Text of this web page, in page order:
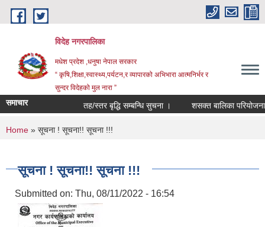
Skip to main content
विदेह नगरपालिका
मधेश प्रदेश ,धनुषा नेपाल सरकार
“ कृषि,शिक्षा,स्वास्थ्य,पर्यटन,र व्यापारको अभिभारा आत्मनिर्भर र
सुन्दर विदेहको मुल नारा ”
समाचार तह/स्तर बृद्धि सम्बन्धि सुचना । शसक्त बालिका
You are here
Home » सूचना ! सूचना!! सूचना !!!
सूचना ! सूचना!! सूचना !!!
Submitted on: Thu, 08/11/2022 - 16:54